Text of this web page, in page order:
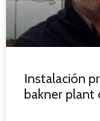
Instalación
bakner plant